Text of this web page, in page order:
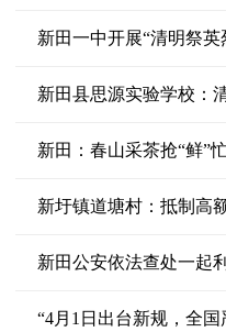
新田一中开展“清明祭
新田县思源实验学校：
新田：春山采茶抢“鲜”
新圩镇道塘村：抵制高
新田公安依法查处一起
“4月1日出台新规，全国